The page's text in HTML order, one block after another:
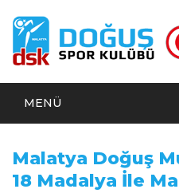
MENÜ
Malatya Doğuş
18 Madalya İle